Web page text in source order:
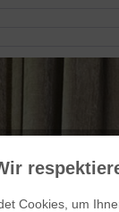
Cookies, um